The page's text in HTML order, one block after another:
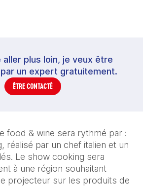
aller plus loin, je veux être
un expert gratuitement.
ÊTRE CONTACTÉ
food & wine sera rythmé par :
réalisé par un chef italien et un
Le show cooking sera
à une région souhaitant
projecteur sur les produits de